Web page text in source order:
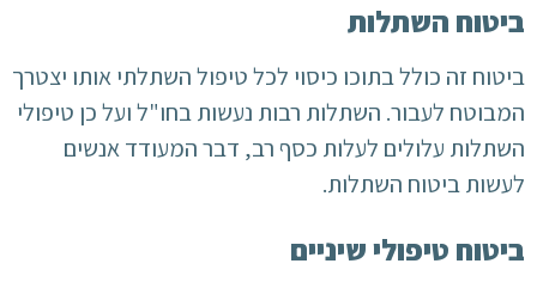
ביטוח השתלות
ביטוח זה כולל בתוכו כיסוי לכל טיפול השתלתי אותו יצטרך
המבוטח לעבור. השתלות רבות נעשות בחו"ל ועל כן טיפולי
השתלות עלולים לעלות כסף רב, דבר המעודד אנשים
לעשות ביטוח השתלות.
ביטוח טיפולי שיניים